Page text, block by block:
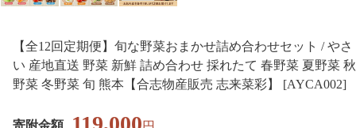
【全12回定期便】旬な野菜おまかせ詰め合わせセット / やさ
い 産地直送 野菜 新鮮 詰め合わせ 採れたて 春野菜 夏野菜 秋
野菜 冬野菜 旬 熊本【合志物産販売 志来菜彩】 [AYCA002]
寄附金額